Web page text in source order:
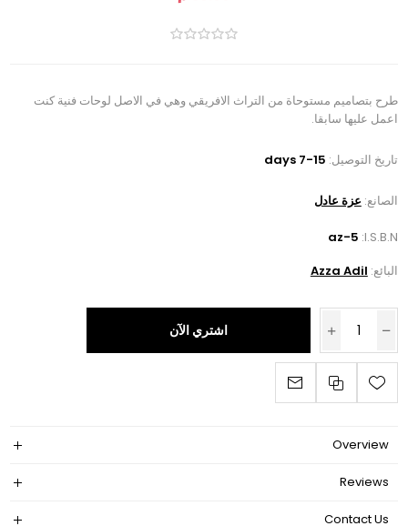
طرح بتصاميم مستوحاة من التراث الافريقي وهي في الاصل لوحات فنية كنت
اعمل عليها سابقا.
تاريخ التوصيل: 7-15 days
الصانع: عزة عادل
I.S.B.N:
az-5
البائع: Azza Adil
اشتري الآن
Overview
Reviews
Contact Us